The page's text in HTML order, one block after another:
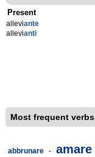
Present
alleviante
allevianti
Most frequent verbs
abbrunare - amare